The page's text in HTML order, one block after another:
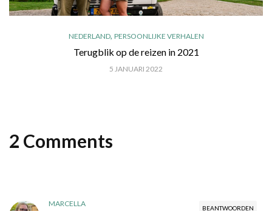
NEDERLAND, PERSOONLIJKE VERHALEN
Terugblik op de reizen in 2021
5 JANUARI 2022
2 Comments
BEANTWOORDEN
MARCELLA